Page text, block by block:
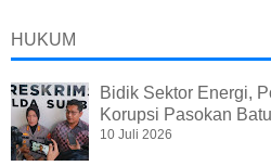
HUKUM
Bidik Sektor Energi,
Korupsi Pasokan
10 Juli 2026